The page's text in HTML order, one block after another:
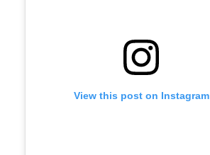
View this post on Instagram